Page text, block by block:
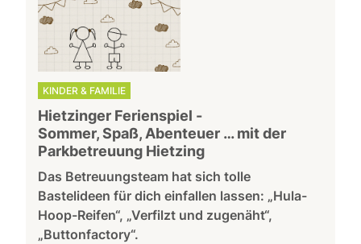
KINDER & FAMILIE
Hietzinger Ferienspiel -
Sommer, Spaß, Abenteuer … mit der
Parkbetreuung Hietzing
Das Betreuungsteam hat sich tolle
Bastelideen für dich einfallen lassen: „Hula-
Hoop-Reifen“, „Verfilzt und zugenäht“,
„Buttonfactory“.